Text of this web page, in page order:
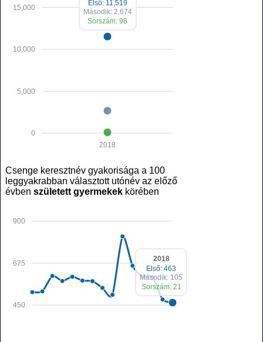
0
5,000
10,000
15,000
2018
Első: 11,519
Második: 2,674
Sorszám: 98
Csenge keresztnév gyakorisága a 100
leggyakrabban választott utónév az előző
évben született gyermekek körében
450
675
900
2018
Első: 463
Második: 105
Sorszám: 21